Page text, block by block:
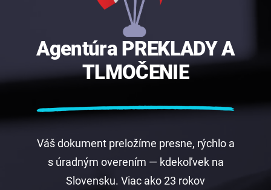
Agentúra PREKLADYA
TLMOČENIE
Váš dokument preložíme presne, rýchlo a
s úradným overením — kdekoľvek na
Slovensku. Viac ako 23 rokov